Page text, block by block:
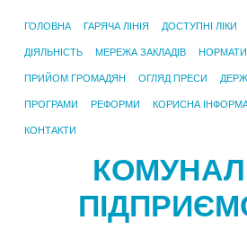
ГОЛОВНА ГАРЯЧА ЛІНІЯ ДОСТУПНІ ЛІКИ
ДІЯЛЬНІСТЬ МЕРЕЖА ЗАКЛАДІВ
ПРИЙОМ ГРОМАДЯН ОГЛЯД ПРЕСИ
ПРОГРАМИ РЕФОРМИ КОРИСНА
КОНТАКТИ